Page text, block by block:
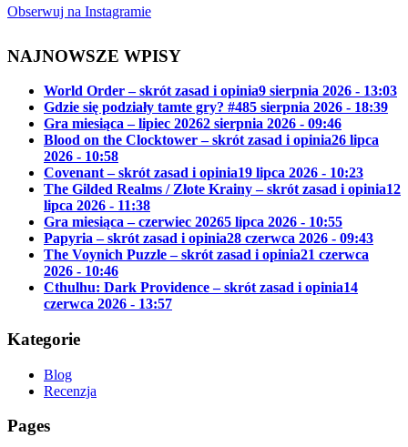
Obserwuj na Instagramie
NAJNOWSZE WPISY
World Order – skrót zasad i opinia9 sierpnia 2026 - 13:03
Gdzie się podziały tamte gry? #485 sierpnia 2026 - 18:39
Gra miesiąca – lipiec 20262 sierpnia 2026 - 09:46
Blood on the Clocktower – skrót zasad i opinia26 lipca
2026 - 10:58
Covenant – skrót zasad i opinia19 lipca 2026 - 10:23
The Gilded Realms / Złote Krainy – skrót zasad i opinia12
lipca 2026 - 11:38
Gra miesiąca – czerwiec 20265 lipca 2026 - 10:55
Papyria – skrót zasad i opinia28 czerwca 2026 - 09:43
The Voynich Puzzle – skrót zasad i opinia21 czerwca
2026 - 10:46
Cthulhu: Dark Providence – skrót zasad i opinia14
czerwca 2026 - 13:57
Kategorie
Blog
Recenzja
Pages